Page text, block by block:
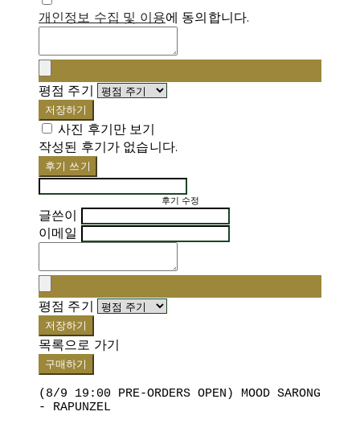
개인정보 수집 및 이용에 동의합니다.
평점 주기
저장하기
사진 후기만 보기
작성된 후기가 없습니다.
후기 쓰기
후기 수정
글쓴이
이메일
평점 주기
저장하기
목록으로 가기
구매하기
(8/9 19:00 PRE-ORDERS OPEN) MOOD SARONG
- RAPUNZEL